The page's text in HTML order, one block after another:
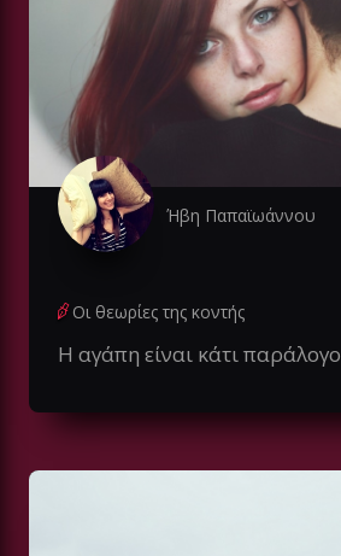
Ήβη Παπαϊωάννου
Οι θεωρίες της κοντής
Η αγάπη είναι κάτι παράλογο